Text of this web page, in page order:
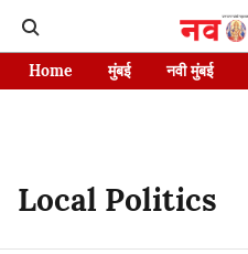
Home मुंबई नवी मुंबई
Local Politics